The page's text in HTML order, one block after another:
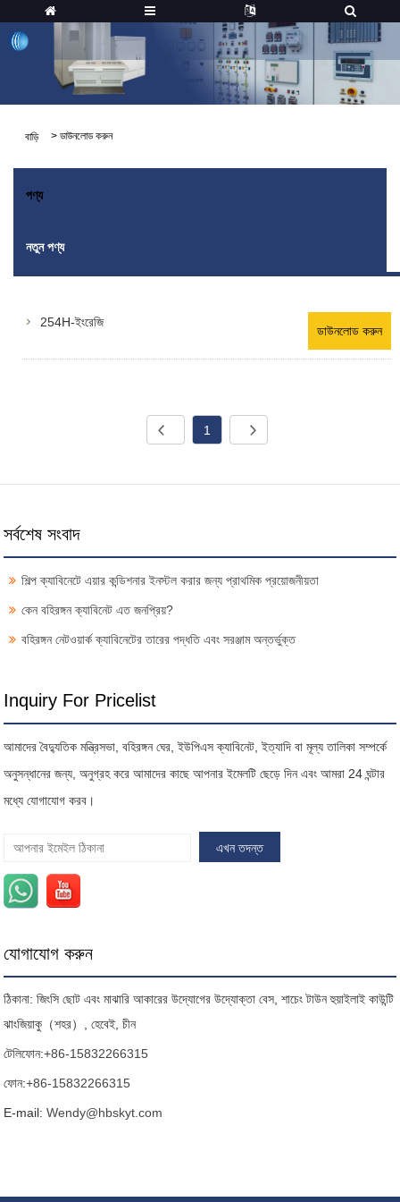
বাড়ি > ডাউনলোড করুন
পণ্য
নতুন পণ্য
254H-ইংরেজি
ডাউনলোড করুন
1
সর্বশেষ সংবাদ
শিল্প ক্যাবিনেটে এয়ার কন্ডিশনার ইনস্টল করার জন্য প্রাথমিক প্রয়োজনীয়তা
কেন বহিরঙ্গন ক্যাবিনেট এত জনপ্রিয়?
বহিরঙ্গন নেটওয়ার্ক ক্যাবিনেটের তারের পদ্ধতি এবং সরঞ্জাম অন্তর্ভুক্ত
Inquiry For Pricelist
আমাদের বৈদ্যুতিক মন্ত্রিসভা, বহিরঙ্গন ঘের, ইউপিএস ক্যাবিনেট, ইত্যাদি বা মূল্য তালিকা সম্পর্কে
অনুসন্ধানের জন্য, অনুগ্রহ করে আমাদের কাছে আপনার ইমেলটি ছেড়ে দিন এবং আমরা 24 ঘন্টার
মধ্যে যোগাযোগ করব।
যোগাযোগ করুন
ঠিকানা: জিংসি ছোট এবং মাঝারি আকারের উদ্যোগের উদ্যোক্তা বেস, শাচেং টাউন হুয়াইলাই কাউন্টি
ঝাংজিয়াকু（শহর）, হেবেই, চীন
টেলিফোন:+86-15832266315
ফোন:+86-15832266315
E-mail:Wendy@hbskyt.com